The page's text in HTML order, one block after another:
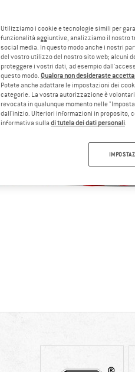
Utilizziamo i cookie e tecnologie simili per
funzionalità aggiuntive, analizziamo il nostro
social media. In questo modo anche i nostri
del vostro utilizzo del nostro sito web; alcuni
proteggere i vostri dati, ad esempio
questo modo. Qualora non desideraste
Potete anche adattare le impostazioni dei
categorie. La vostra autorizzazione è
revocata in qualunque momento nelle
dall'inizio. Ulteriori informazioni in proposito,
informativa sulla di tutela dei dati personali.